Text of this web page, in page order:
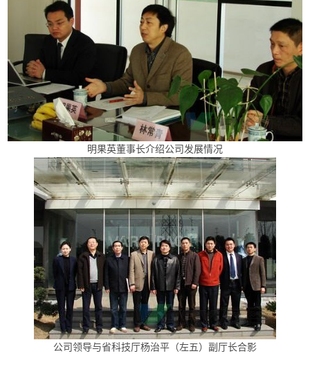
明果英董事长介绍公司发展情况
公司领导与省科技厅杨治平（左五）副厅长合影